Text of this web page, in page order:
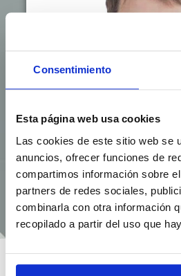
Consentimiento
Esta página web usa cookies
Las cookies de este sitio web se
anuncios, ofrecer funciones de
compartimos información sobre
partners de redes sociales,
combinarla con otra información
recopilado a partir del uso que